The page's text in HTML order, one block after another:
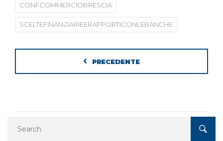
CONFCOMMERCIOBRESCIA
SCELTEFINANZIARIEERAPPORTICONLEBANCHE
PRECEDENTE